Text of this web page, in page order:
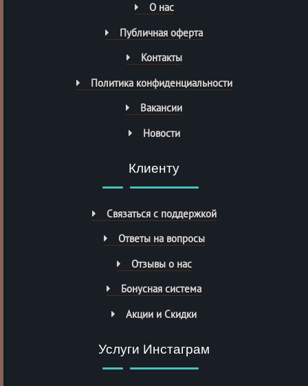
О нас
Публичная оферта
Контакты
Политика конфиденциальности
Вакансии
Новости
Клиенту
Связаться с поддержкой
Ответы на вопросы
Отзывы о нас
Бонусная система
Акции и Скидки
Услуги Инстаграм